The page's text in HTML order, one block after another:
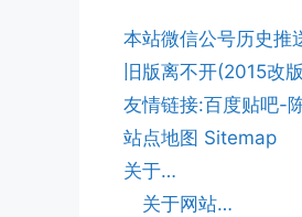
本站微信公号历史推
旧版离不开(2015改
友情链接:百度贴吧-
站点地图 Sitemap
关于…
关于网站…